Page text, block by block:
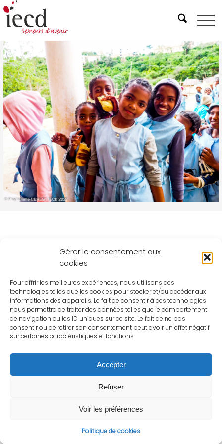
Gérer le consentement aux
cookies
Pour offrir les meilleures expériences, nous utilisons des
technologies telles que les cookies pour stocker et/ou accéder aux
informations des appareils. Le fait de consentir à ces technologies
nous permettra de traiter des données telles que le comportement
de navigation ou les ID uniques sur ce site. Le fait de ne pas
consentir ou de retirer son consentement peut avoir un effet négatif
sur certaines caractéristiques et fonctions.
Accepter
Refuser
Voir les préférences
Politique de cookies